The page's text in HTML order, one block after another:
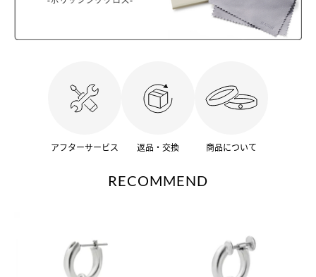
アフターサービス 返品・交換 商品について
RECOMMEND